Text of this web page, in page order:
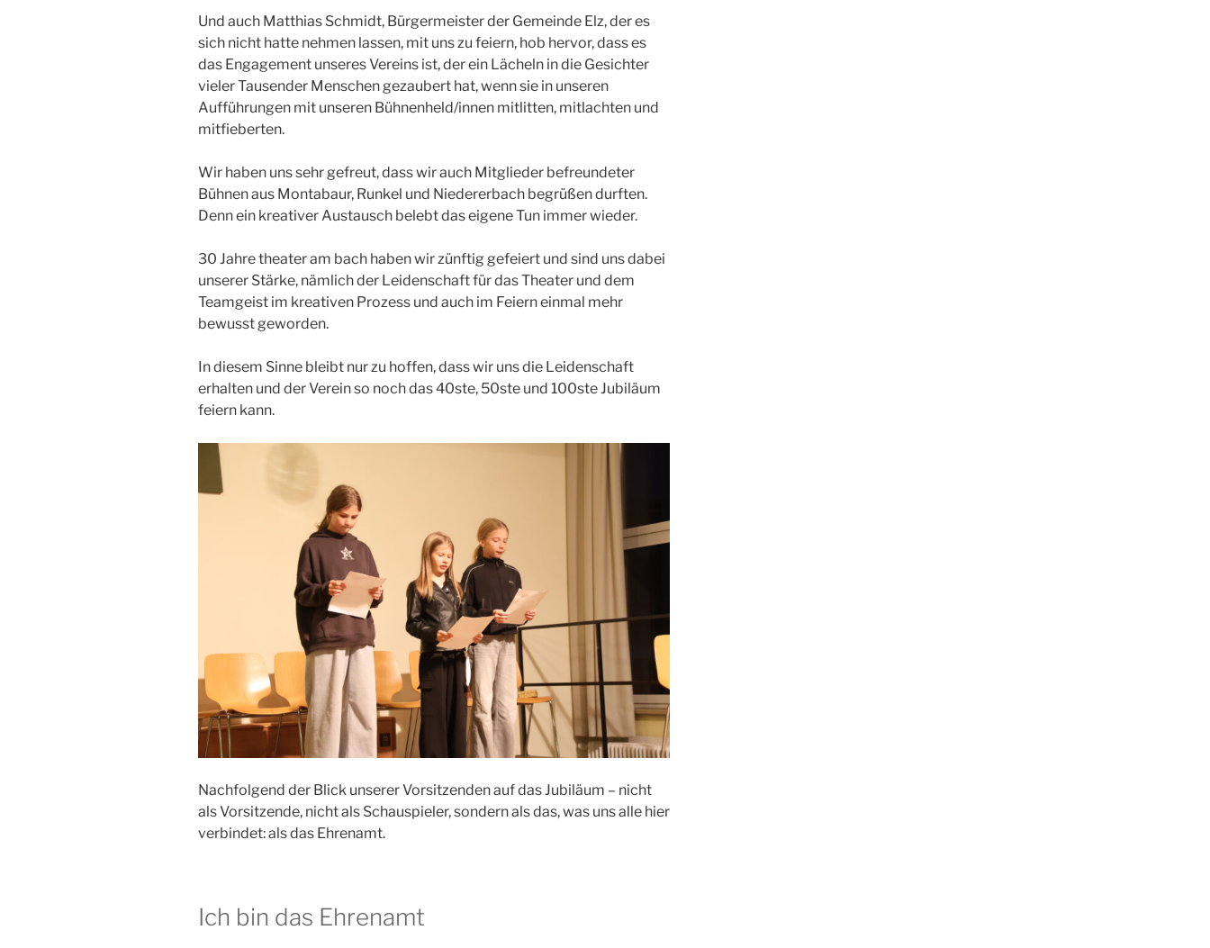
Und auch Matthias Schmidt, Bürgermeister der Gemeinde Elz, der es
sich nicht hatte nehmen lassen, mit uns zu feiern, hob hervor, dass es
das Engagement unseres Vereins ist, der ein Lächeln in die Gesichter
vieler Tausender Menschen gezaubert hat, wenn sie in unseren
Aufführungen mit unseren Bühnenheld/innen mitlitten, mitlachten und
mitfieberten.
Wir haben uns sehr gefreut, dass wir auch Mitglieder befreundeter
Bühnen aus Montabaur, Runkel und Niedererbach begrüßen durften.
Denn ein kreativer Austausch belebt das eigene Tun immer wieder.
30 Jahre theater am bach haben wir zünftig gefeiert und sind uns dabei
unserer Stärke, nämlich der Leidenschaft für das Theater und dem
Teamgeist im kreativen Prozess und auch im Feiern einmal mehr
bewusst geworden.
In diesem Sinne bleibt nur zu hoffen, dass wir uns die Leidenschaft
erhalten und der Verein so noch das 40ste, 50ste und 100ste Jubiläum
feiern kann.
Nachfolgend der Blick unserer Vorsitzenden auf das Jubiläum – nicht
als Vorsitzende, nicht als Schauspieler, sondern als das, was uns alle hier
verbindet: als das Ehrenamt.
Ich bin das Ehrenamt